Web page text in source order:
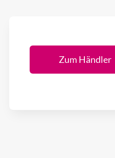
Zum Händler